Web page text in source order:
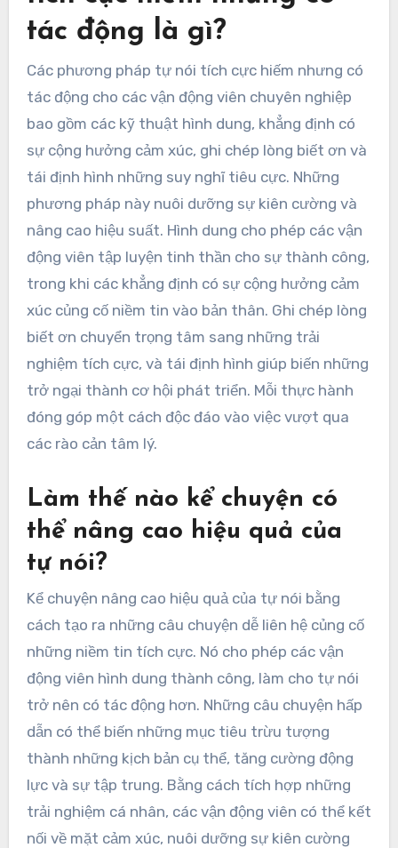
tác động là gì?
Các phương pháp tự nói tích cực hiếm nhưng có
tác động cho các vận động viên chuyên nghiệp
bao gồm các kỹ thuật hình dung, khẳng định có
sự cộng hưởng cảm xúc, ghi chép lòng biết ơn và
tái định hình những suy nghĩ tiêu cực. Những
phương pháp này nuôi dưỡng sự kiên cường và
nâng cao hiệu suất. Hình dung cho phép các vận
động viên tập luyện tinh thần cho sự thành công,
trong khi các khẳng định có sự cộng hưởng cảm
xúc củng cố niềm tin vào bản thân. Ghi chép lòng
biết ơn chuyển trọng tâm sang những trải
nghiệm tích cực, và tái định hình giúp biến những
trở ngại thành cơ hội phát triển. Mỗi thực hành
đóng góp một cách độc đáo vào việc vượt qua
các rào cản tâm lý.
Làm thế nào kể chuyện có
thể nâng cao hiệu quả của
tự nói?
Kể chuyện nâng cao hiệu quả của tự nói bằng
cách tạo ra những câu chuyện dễ liên hệ củng cố
những niềm tin tích cực. Nó cho phép các vận
động viên hình dung thành công, làm cho tự nói
trở nên có tác động hơn. Những câu chuyện hấp
dẫn có thể biến những mục tiêu trừu tượng
thành những kịch bản cụ thể, tăng cường động
lực và sự tập trung. Bằng cách tích hợp những
trải nghiệm cá nhân, các vận động viên có thể kết
nối về mặt cảm xúc, nuôi dưỡng sự kiên cường